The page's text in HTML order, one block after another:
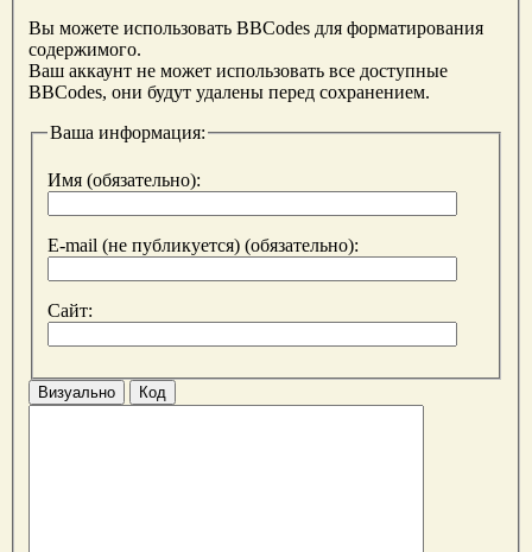
Вы можете использовать BBCodes для форматирования
содержимого.
Ваш аккаунт не может использовать все доступные
BBCodes, они будут удалены перед сохранением.
Ваша информация:
Имя (обязательно):
E-mail (не публикуется) (обязательно):
Сайт:
Визуально Код